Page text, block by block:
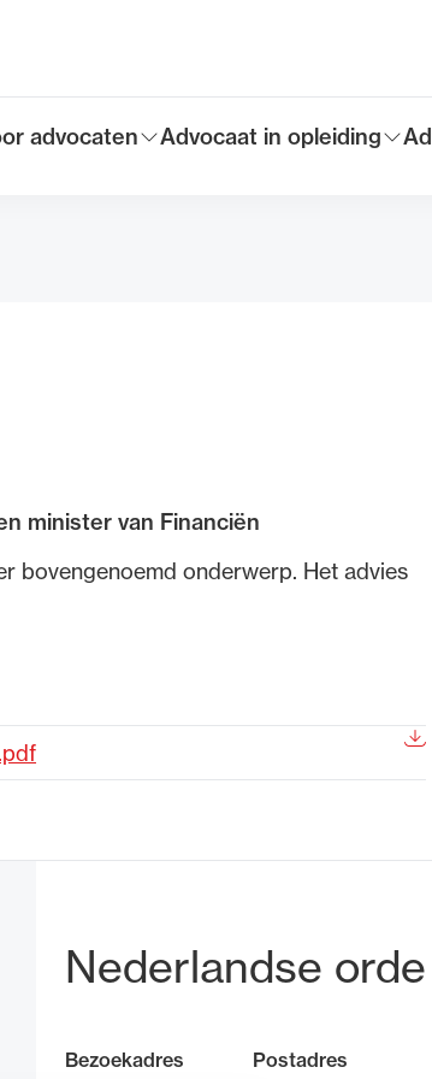
submenu voor
advocaten
Toon submenu voor
Advocaat in opleiding
minister van Financiën
bovengenoemd onderwerp. Het advies
Bezoek- en
Nederlandse
Bezoekadres
Postadres
Van de
Ondersteuning voor